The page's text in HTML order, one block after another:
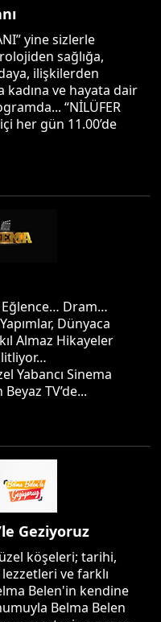
yine sizlerle
sağlığa,
ilişkilerden
kadına ve hayata dair
“NİLÜFER
her gün 11.00’de
Dram…
Dünyaca
Almaz Hikayeler
Yabancı Sinema
TV’de...
Geziyoruz
köşeleri; tarihi,
ve farklı
Belen'in kendine
Belma Belen